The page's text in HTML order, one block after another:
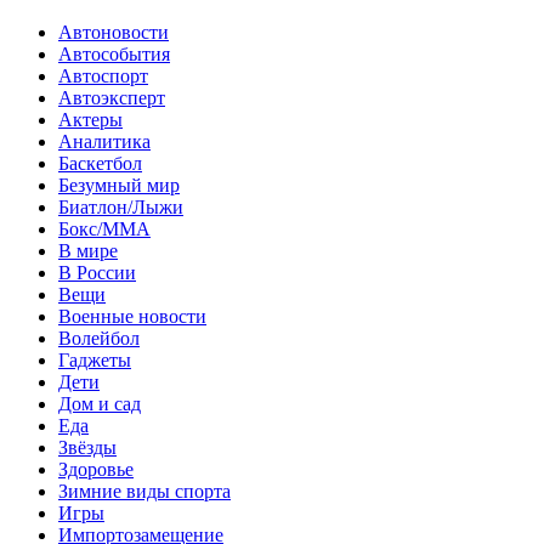
Автоновости
Автособытия
Автоспорт
Автоэксперт
Актеры
Аналитика
Баскетбол
Безумный мир
Биатлон/Лыжи
Бокс/MMA
В мире
В России
Вещи
Военные новости
Волейбол
Гаджеты
Дети
Дом и сад
Еда
Звёзды
Здоровье
Зимние виды спорта
Игры
Импортозамещение